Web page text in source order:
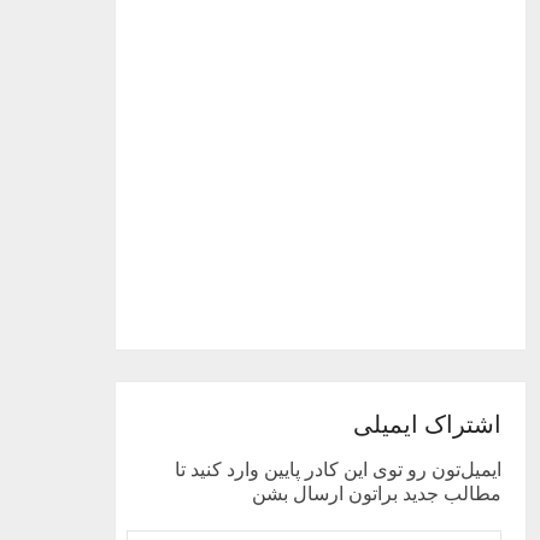
اشتراک ایمیلی
ایمیل‌تون رو توی این کادر پایین وارد کنید تا
مطالب جدید براتون ارسال بشن